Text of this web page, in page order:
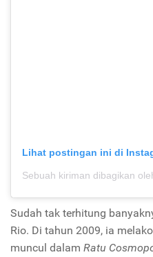
Lihat postingan ini di
Sebuah kiriman dibagikan
Sudah tak terhitung
Rio. Di tahun 2009, ia
muncul dalam Ratu